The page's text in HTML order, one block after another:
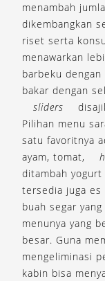
menambah
dikembangkan
riset serta
menawarkan
barbeku
bakar dengan
sliders
Pilihan menu
satu favoritnya
ayam, tomat,
ditambah yogurt
tersedia juga es
buah segar
menunya yang
besar. Guna
mengeliminasi
kabin bisa